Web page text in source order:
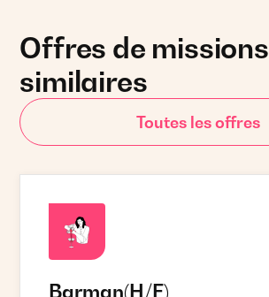
Offres de missions
similaires
Toutes les offres
Barman(H/F)